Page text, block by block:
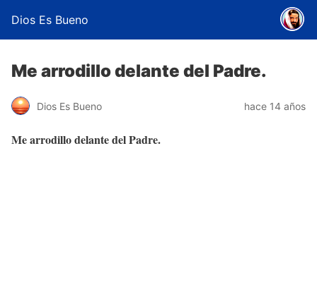
Dios Es Bueno
Me arrodillo delante del Padre.
Dios Es Bueno hace 14 años
Me arrodillo delante del Padre.